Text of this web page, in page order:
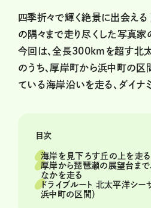
四季折々で輝く絶景に出会える
の隅々まで走り尽くした写真家
今回は、全長300kmを超す北
のうち、厚岸町から浜中町の区
ている海岸沿いを走る、ダイナ
目次
海岸を見下ろす丘の上を走
厚岸から琵琶瀬の展望台まで
なかを走る
ドライブルート 北太平洋シー
浜中町の区間）